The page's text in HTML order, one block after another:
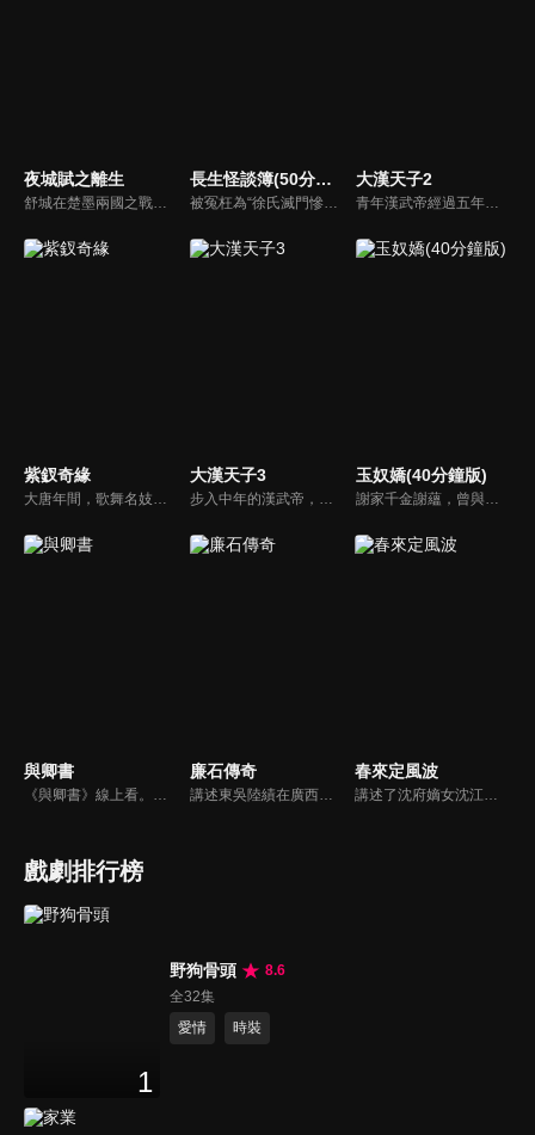
夜城賦之離生
舒城在楚墨兩國之戰中落敗，並成為了墨國五皇女莫茴的魂器。失去自我意識的舒城跟隨姐姐莫茹回到墨國，面對失而復得的妹妹，莫茹欣喜又憂慮。為了保護親人和國家她棄醫從戎，甚至為了保護莫茴不惜被砍掉一條手臂，然而這一切都阻擋不了局勢的動盪不安...
長生怪談簿(50分鐘版)
被冤枉為“徐氏滅門慘案”兇手的主人公在多年後深陷倖存者的複仇圈套，成功說服其共同對抗真兇，並找出真相的故事。整個故事發生在一個荒山客棧，眾人鬥智斗勇，一步步揭開每個人的秘密，還原案件本來面目。
大漢天子2
青年漢武帝經過五年執政，平息後宮勢力、抗拒外患入侵、粉碎政變陰謀，坐穩了皇帝寶座，正是開展雄才大略之時。能臣汲黯受到賞識，並引薦另一位奇才主父偃，漢武帝視其張固再世，委以重任。國力強盛使漢武帝屢屢北伐外族，只是規模巨大的戰爭使漢室逐漸捉襟見肘，諸侯勢力蠢蠢欲動。
紫釵奇緣
大唐年間，歌舞名妓霍小玉、風流俠客納蘭東、書香才子李益和巾幗紅顏盧靖瀾為首的風騷人物，彼此錯綜複雜的命運與感情糾葛。一場指腹為婚的誤會，造成浪漫卻無果的錯點鴛鴦，他們在階級差異與強權壓迫中勇於追求真愛，在宮廷權謀與世俗現實的拉扯中身不由己地被推向命運的叉路...
大漢天子3
步入中年的漢武帝，稱帝二十餘年，驅伊稚部落於漠北，削諸藩而一統，富國強兵，大漢王朝進入了輝煌鼎盛時期。 永不滿足的漢武帝，聯合西域，穩定北疆；又將目光轉向南越，意在建成最強大的大漢王朝。自己也要繼三皇五帝之後，成為有史以來不朽的「六帝」， 同時，他對長生不老的追求也越來越急迫。
玉奴嬌(40分鐘版)
謝家千金謝蘊，曾與殷稷相識相愛，卻被誤會為背叛殷稷轉嫁齊王的始亂終棄之人。殷稷登上王位後，開啟了謝蘊地獄般的宮廷生活。謝蘊在與殷稷的愛恨糾葛中依然守住本心，兩人攜手粉碎了逆賊的陰謀。
與卿書
《與卿書》線上看。姚州都督左經綸在上任途中誤入與世隔絕的村落—桃花塢，這裡有一個奇特的習俗，女子只有談過戀愛才算成年，左經綸突然出現在柳卿卿的「阿羅風」上任儀式，被族人認定為天意，強行留下左經綸在桃花塢……
廉石傳奇
講述東吳陸績在廣西鬱林任職期間，改革落後生產、提倡科教文化、為官剛直不阿、肅貪拒賄、兩袖清風、倡導廉政的故事。陸績的清廉自守，深得鬱林百姓的擁戴，當鬱林城大兵壓境的危急關頭，全城數萬百姓挺身而出，一場懸殊的奪城之戰，卻因為太守的一呼百應和百姓們的眾志成城而大獲全勝。
春來定風波
講述了沈府嫡女沈江離至純至善，成婚夜被設計與二少主陸景明有夫妻之實，還遭陷害禁足祠堂。分娩遇難被救後兒子焱焱卻有頑疾，藥只有陸家有，沈江離為救子重回陸府。她打臉刁難者，揭開當年被陷害的陰謀，也解開與陸景明的誤會，焱焱則神助攻兩人破鏡重圓。
戲劇排行榜
1
野狗骨頭
8.6
全32集
愛情
時裝